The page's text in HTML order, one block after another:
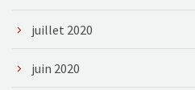
juillet 2020
juin 2020